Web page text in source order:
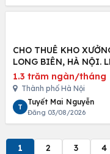
CHO THUÊ KHO
LONG BIÊN, HÀ NỘI.
1.3 trăm ngàn/tháng
Thành phố Hà Nội
T
Tuyết Mai Nguyễn
Đăng 03/08/2026
1 2 3 4